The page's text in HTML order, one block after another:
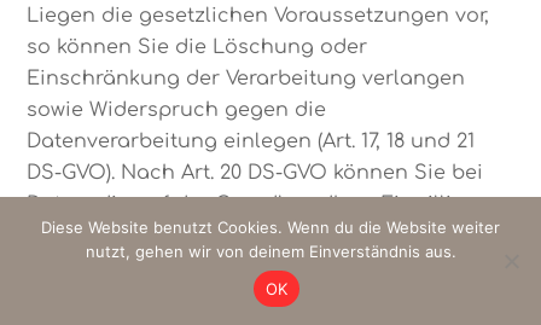
Liegen die gesetzlichen Voraussetzungen vor,
so können Sie die Löschung oder
Einschränkung der Verarbeitung verlangen
sowie Widerspruch gegen die
Datenverarbeitung einlegen (Art. 17, 18 und 21
DS-GVO). Nach Art. 20 DS-GVO können Sie bei
Daten, die auf der Grundlage Ihrer Einwilligung
oder eines Vertrages mit Ihnen automatisiert
verarbeitet werden, das Recht auf
Datenübertragbarkeit geltend machen.
Diese Website benutzt Cookies. Wenn du die Website weiter
nutzt, gehen wir von deinem Einverständnis aus.
OK